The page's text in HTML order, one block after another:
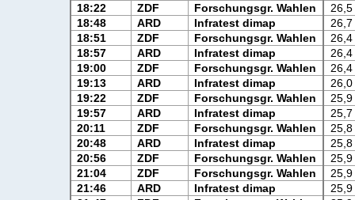
18:22
ZDF Forschungsgr. Wahlen
26,5
18:48
ARD Infratest dimap
26,7
18:51
ZDF Forschungsgr. Wahlen
26,4
18:57
ARD Infratest dimap
26,4
19:00
ZDF Forschungsgr. Wahlen
26,4
19:13
ARD Infratest dimap
26,0
19:22
ZDF Forschungsgr. Wahlen
25,9
19:57
ARD Infratest dimap
25,7
20:11
ZDF Forschungsgr. Wahlen
25,8
20:48
ARD Infratest dimap
25,8
20:56
ZDF Forschungsgr. Wahlen
25,9
21:04
ZDF Forschungsgr. Wahlen
25,9
21:46
ARD Infratest dimap
25,9